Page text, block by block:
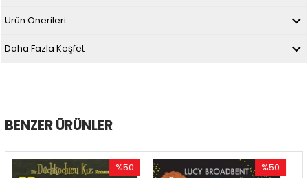
Ürün Önerileri
Daha Fazla Keşfet
BENZER ÜRÜNLER
%50
%50